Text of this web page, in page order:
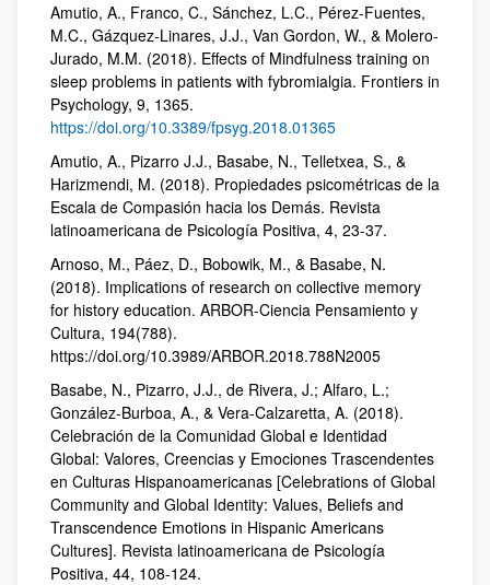
Amutio, A., Franco, C., Sánchez, L.C., Pérez-Fuentes,
M.C., Gázquez-Linares, J.J., Van Gordon, W., & Molero-
Jurado, M.M. (2018). Effects of Mindfulness training on
sleep problems in patients with fybromialgia. Frontiers in
Psychology, 9, 1365.
https://doi.org/10.3389/fpsyg.2018.01365
Amutio, A., Pizarro J.J., Basabe, N., Telletxea, S., &
Harizmendi, M. (2018). Propiedades psicométricas de la
Escala de Compasión hacia los Demás. Revista
latinoamericana de Psicología Positiva, 4, 23-37.
Arnoso, M., Páez, D., Bobowik, M., & Basabe, N.
(2018). Implications of research on collective memory
for history education. ARBOR-Ciencia Pensamiento y
Cultura, 194(788).
https://doi.org/10.3989/ARBOR.2018.788N2005
Basabe, N., Pizarro, J.J., de Rivera, J.; Alfaro, L.;
González-Burboa, A., & Vera-Calzaretta, A. (2018).
Celebración de la Comunidad Global e Identidad
Global: Valores, Creencias y Emociones Trascendentes
en Culturas Hispanoamericanas [Celebrations of Global
Community and Global Identity: Values, Beliefs and
Transcendence Emotions in Hispanic Americans
Cultures]. Revista latinoamericana de Psicología
Positiva, 44, 108-124.